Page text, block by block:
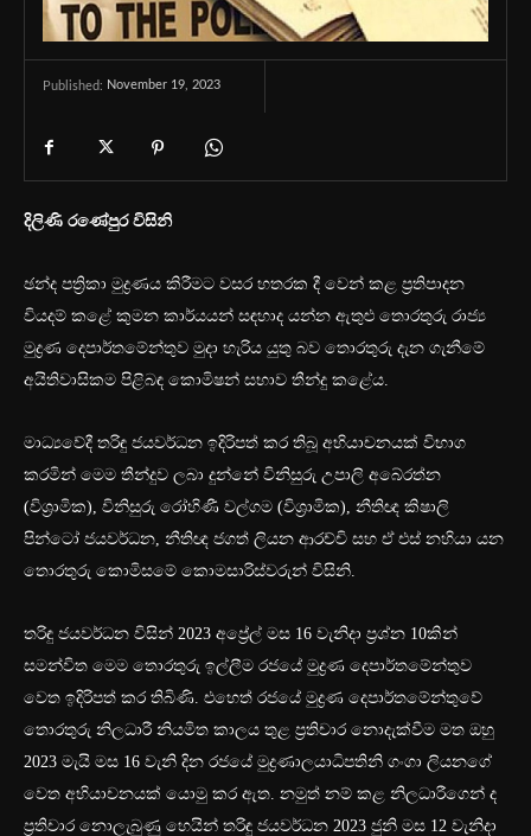
Published: November 19, 2023
දිලිණි රණේපුර විසිනි
ඡන්ද පත්‍රිකා මුද්‍රණය කිරීමට වසර හතරක දී වෙන් කළ ප්‍රතිපාදන
වියදම් කළේ කුමන කාර්යයන් සඳහාද යන්න ඇතුළු තොරතුරු රාජ්‍ය
මුද්‍රණ දෙපාර්තමේන්තුව මුදා හැරිය යුතු බව තොරතුරු දැන ගැනීමේ
අයිතිවාසිකම පිළිබඳ කොමිෂන් සභාව තීන්දු කළේය.
මාධ්‍යවේදී තරිඳු ජයවර්ධන ඉදිරිපත් කර තිබූ අභියාචනයක් විභාග
කරමින් මෙම තීන්දුව ලබා දුන්නේ විනිසුරු උපාලි අබේරත්න
(විශ්‍රාමික), විනිසුරු රෝහිණී වල්ගම (විශ්‍රාමික), නීතිඥ කිෂාලි
පින්ටෝ ජයවර්ධන, නීතිඥ ජගත් ලියන ආරච්චි සහ ඒ එස් නහියා යන
තොරතුරු කොමිසමේ කොමසාරිස්වරුන් විසිනි.
තරිඳු ජයවර්ධන විසින් 2023 අප්‍රේල් මස 16 වැනිදා ප්‍රශ්න 10කින්
සමන්විත මෙම තොරතුරු ඉල්ලීම රජයේ මුද්‍රණ දෙපාර්තමේන්තුව
වෙත ඉදිරිපත් කර තිබිණි. එහෙත් රජයේ මුද්‍රණ දෙපාර්තමේන්තුවේ
තොරතුරු නිලධාරී නියමිත කාලය තුළ ප්‍රතිචාර නොදැක්වීම මත ඔහු
2023 මැයි මස 16 වැනි දින රජයේ මුද්‍රණාලයාධිපතිනි ගංගා ලියනගේ
වෙත අභියාචනයක් යොමු කර ඇත. නමුත් නම් කළ නිලධාරීගෙන් ද
ප්‍රතිචාර නොලැබුණු හෙයින් තරිඳු ජයවර්ධන 2023 ජුනි මස 12 වැනිදා